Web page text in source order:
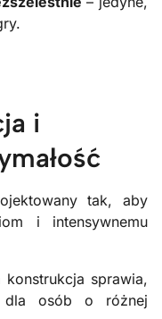
i
tak, aby
i intensywnemu
konstrukcja sprawia,
osób o różnej